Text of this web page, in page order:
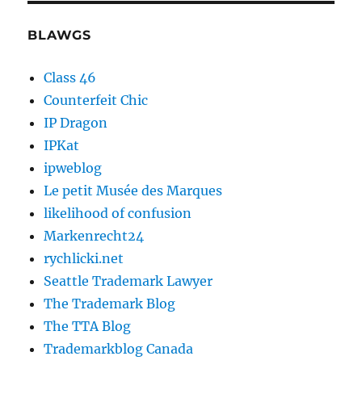
BLAWGS
Class 46
Counterfeit Chic
IP Dragon
IPKat
ipweblog
Le petit Musée des Marques
likelihood of confusion
Markenrecht24
rychlicki.net
Seattle Trademark Lawyer
The Trademark Blog
The TTA Blog
Trademarkblog Canada